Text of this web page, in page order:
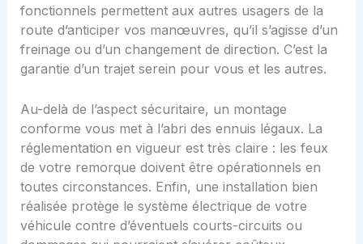
fonctionnels permettent aux autres usagers de la
route d’anticiper vos manœuvres, qu’il s’agisse d’un
freinage ou d’un changement de direction. C’est la
garantie d’un trajet serein pour vous et les autres.
Au-delà de l’aspect sécuritaire, un montage
conforme vous met à l’abri des ennuis légaux. La
réglementation en vigueur est très claire : les feux
de votre remorque doivent être opérationnels en
toutes circonstances. Enfin, une installation bien
réalisée protège le système électrique de votre
véhicule contre d’éventuels courts-circuits ou